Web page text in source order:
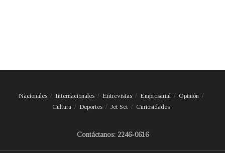
Nacionales Internacionales Entrevistas Empresarial
Opinión
Cultura
Deportes Jet Set Curiosidades
Contáctanos: 2246-0616